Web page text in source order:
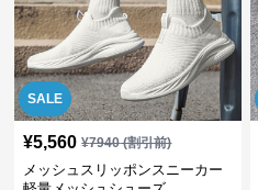
SALE
¥5,560 ¥7940(割引前)
メッシュスリッポンスニーカー